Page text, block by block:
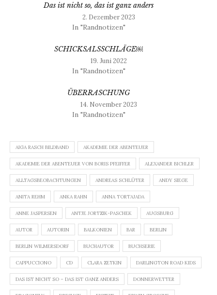
Das ist nicht so, das ist ganz anders
2. Dezember 2023
In "Randnotizen"
SCHICKSALSSCHLÄGE￼
19. Juni 2022
In "Randnotizen"
ÜBERRASCHUNG
14. November 2023
In "Randnotizen"
AIGA RASCH BILDBAND AKADEMIE DER ABENTEUER
AKADEMIE DER ABENTEUER VON BORIS PFEIFFER ALEXANDER BICHLER
ALLTAGSBEOBACHTUNGEN ANDREAS SCHLÜTER ANDY SIEGE
ANITA REHM ANKA RAHN ANNA TORTAJADA
ANNE JASPERSEN ANTJE JORTZIK-PASCHEK AUGSBURG
AUTOR AUTORIN BALKONIEN BAR BERLIN
BERLIN WILMERSDORF BUCHAUTOR BUCHSERIE
CAPPUCCIONO CD CLARA ZETKIN DARLINGTON ROAD KIDS
DAS IST NICHT SO – DAS IST GANZ ANDERS DONNERWETTER